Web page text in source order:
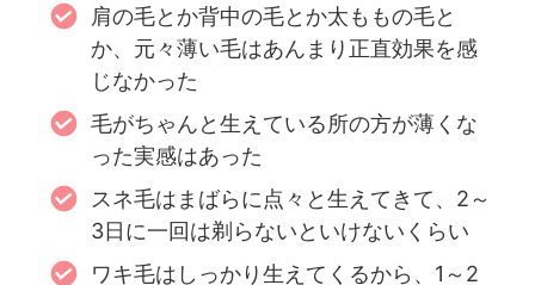
肩の毛とか背中の毛とか太ももの毛と
か、元々薄い毛はあんまり正直効果を感
じなかった
毛がちゃんと生えている所の方が薄くな
った実感はあった
スネ毛はまばらに点々と生えてきて、2～
3日に一回は剃らないといけないくらい
ワキ毛はしっかり生えてくるから、1～2